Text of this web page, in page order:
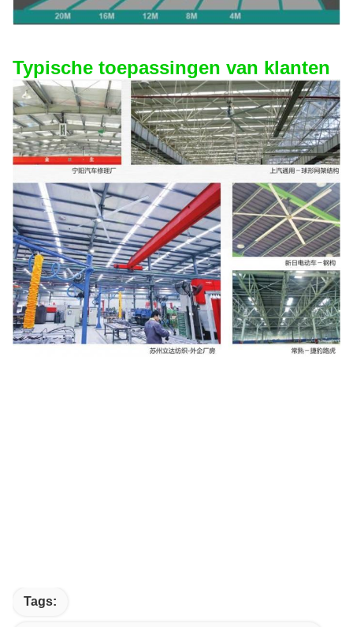
Typische toepassingen van klanten
Tags: